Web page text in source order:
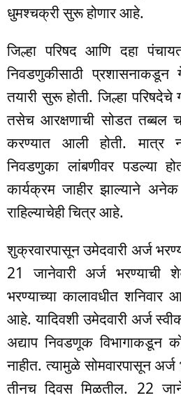
धुमश्चक्री सुरू होणार आहे.
जिल्हा परिषद आणि दहा
निवडणुकीसाठी प्रशासनाकडून
तयारी सुरू होती. जिल्हा
तसेच आरक्षणाची सोडत तब्बल
करण्यात आली होती. मात्र
निवडणुका लांबणीवर पडल्या
कार्यक्रम जाहीर झाल्याने
राहिल्याचेही चित्र आहे.
शुक्रवारपासून उमेदवारी अर्ज
21 जानेवारी अर्ज
भरण्याच्या कालावधीत शनिवार
आहे. यादिवशी उमेदवारी अर्ज
अद्याप निवडणूक विभागाकडून
नाहीत. त्यामुळे सोमवारपासून
तीनच दिवस मिळतील. 22